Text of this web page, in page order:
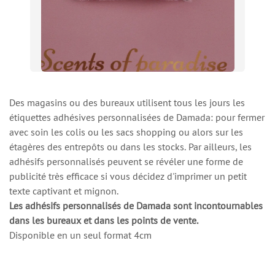
Des magasins ou des bureaux utilisent tous les jours les
étiquettes adhésives personnalisées de Damada: pour fermer
avec soin les colis ou les sacs shopping ou alors sur les
étagères des entrepôts ou dans les stocks. Par ailleurs, les
adhésifs personnalisés peuvent se révéler une forme de
publicité très efficace si vous décidez d'imprimer un petit
texte captivant et mignon.
Les adhésifs personnalisés de Damada sont incontournables
dans les bureaux et dans les points de vente.
Disponible en un seul format 4cm